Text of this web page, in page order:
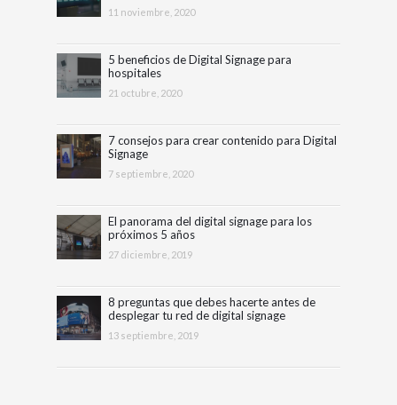
11 noviembre, 2020
5 beneficios de Digital Signage para
hospitales
21 octubre, 2020
7 consejos para crear contenido para Digital
Signage
7 septiembre, 2020
El panorama del digital signage para los
próximos 5 años
27 diciembre, 2019
8 preguntas que debes hacerte antes de
desplegar tu red de digital signage
13 septiembre, 2019